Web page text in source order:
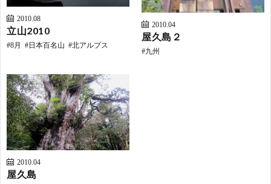
2010.08
立山2010
8月 日本百名山 北アルプス
2010.04
屋久島２
九州
2010.04
屋久島